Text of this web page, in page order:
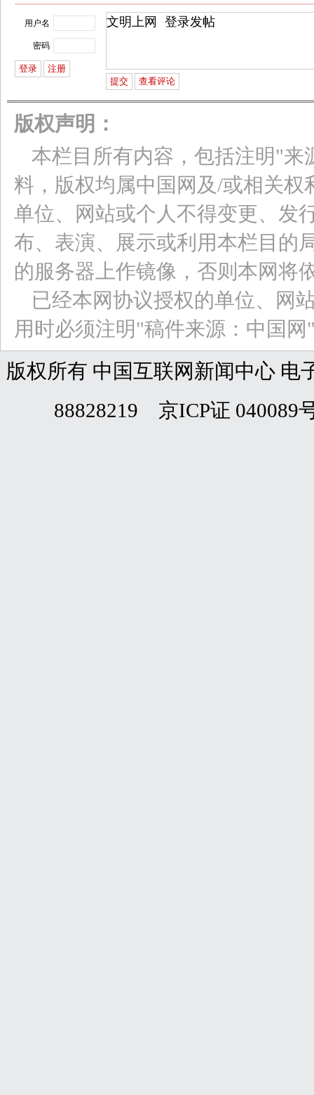
用户名
密码
版权声明：
本栏目所有内容，包括注明"
料，版权均属中国网及/或相关
单位、网站或个人不得变更、发
布、表演、展示或利用本栏目的
的服务器上作镜像，否则本网将
已经本网协议授权的单位、网
用时必须注明"稿件来源：中国
版权所有 中国互联网新闻中心 电
88828219 京ICP证 040089